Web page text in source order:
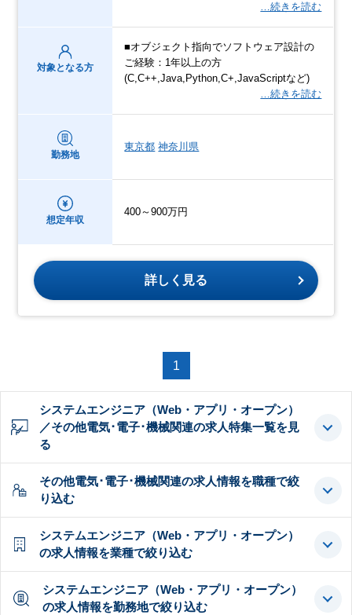
…続きを読む
対象となる方
■オブジェクト指向でソフトウェア設計の
ご経験：1年以上の方
(C,C++,Java,Python,C+,JavaScriptなど)
…続きを読む
勤務地
東京都 神奈川県
想定年収
400～900万円
詳しく見る
1
システムエンジニア（Web・アプリ・オープン）
／その他電気･電子･機械関連の求人特集一覧を見
る
その他電気･電子･機械関連の求人情報を職種で絞
り込む
システムエンジニア（Web・アプリ・オープン）
の求人情報を業種で絞り込む
システムエンジニア（Web・アプリ・オープン）
の求人情報を勤務地で絞り込む